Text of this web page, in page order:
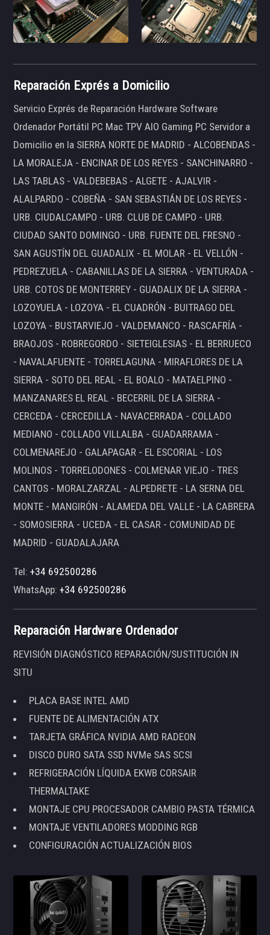
Reparación Exprés a Domicilio
Servicio Exprés de Reparación Hardware Software
Ordenador Portátil PC Mac TPV AIO Gaming PC Servidor a
Domicilio en la SIERRA NORTE DE MADRID - ALCOBENDAS -
LA MORALEJA - ENCINAR DE LOS REYES - SANCHINARRO -
LAS TABLAS - VALDEBEBAS - ALGETE - AJALVIR -
ALALPARDO - COBEÑA - SAN SEBASTIÁN DE LOS REYES -
URB. CIUDALCAMPO - URB. CLUB DE CAMPO - URB.
CIUDAD SANTO DOMINGO - URB. FUENTE DEL FRESNO -
SAN AGUSTÍN DEL GUADALIX - EL MOLAR - EL VELLÓN -
PEDREZUELA - CABANILLAS DE LA SIERRA - VENTURADA -
URB. COTOS DE MONTERREY - GUADALIX DE LA SIERRA -
LOZOYUELA - LOZOYA - EL CUADRÓN - BUITRAGO DEL
LOZOYA - BUSTARVIEJO - VALDEMANCO - RASCAFRÍA -
BRAOJOS - ROBREGORDO - SIETEIGLESIAS - EL BERRUECO
- NAVALAFUENTE - TORRELAGUNA - MIRAFLORES DE LA
SIERRA - SOTO DEL REAL - EL BOALO - MATAELPINO -
MANZANARES EL REAL - BECERRIL DE LA SIERRA -
CERCEDA - CERCEDILLA - NAVACERRADA - COLLADO
MEDIANO - COLLADO VILLALBA - GUADARRAMA -
COLMENAREJO - GALAPAGAR - EL ESCORIAL - LOS
MOLINOS - TORRELODONES - COLMENAR VIEJO - TRES
CANTOS - MORALZARZAL - ALPEDRETE - LA SERNA DEL
MONTE - MANGIRÓN - ALAMEDA DEL VALLE - LA CABRERA
- SOMOSIERRA - UCEDA - EL CASAR - COMUNIDAD DE
MADRID - GUADALAJARA
Tel:+34 692500286
WhatsApp:+34 692500286
Reparación Hardware Ordenador
REVISIÓN DIAGNÓSTICO REPARACIÓN/SUSTITUCIÓN IN
SITU
PLACA BASE INTEL AMD
FUENTE DE ALIMENTACIÓN ATX
TARJETA GRÁFICA NVIDIA AMD RADEON
DISCO DURO SATA SSD NVMe SAS SCSI
REFRIGERACIÓN LÍQUIDA EKWB CORSAIR
THERMALTAKE
MONTAJE CPU PROCESADOR CAMBIO PASTA TÉRMICA
MONTAJE VENTILADORES MODDING RGB
CONFIGURACIÓN ACTUALIZACIÓN BIOS